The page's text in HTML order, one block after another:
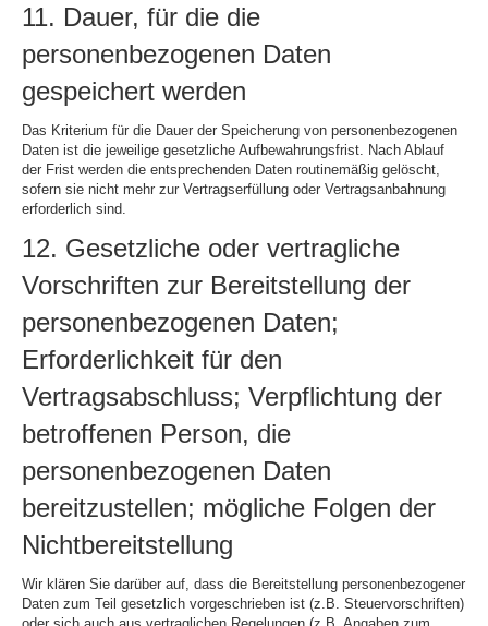
11. Dauer, für die die
personenbezogenen Daten
gespeichert werden
Das Kriterium für die Dauer der Speicherung von personenbezogenen
Daten ist die jeweilige gesetzliche Aufbewahrungsfrist. Nach Ablauf
der Frist werden die entsprechenden Daten routinemäßig gelöscht,
sofern sie nicht mehr zur Vertragserfüllung oder Vertragsanbahnung
erforderlich sind.
12. Gesetzliche oder vertragliche
Vorschriften zur Bereitstellung der
personenbezogenen Daten;
Erforderlichkeit für den
Vertragsabschluss; Verpflichtung der
betroffenen Person, die
personenbezogenen Daten
bereitzustellen; mögliche Folgen der
Nichtbereitstellung
Wir klären Sie darüber auf, dass die Bereitstellung personenbezogener
Daten zum Teil gesetzlich vorgeschrieben ist (z.B. Steuervorschriften)